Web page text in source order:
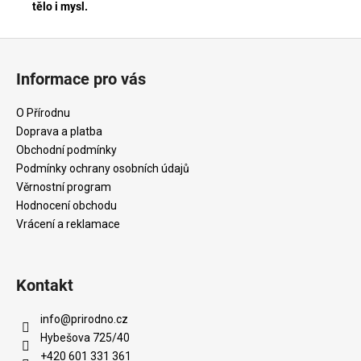
tělo i mysl.
Informace pro vás
O Přírodnu
Doprava a platba
Obchodní podmínky
Podmínky ochrany osobních údajů
Věrnostní program
Hodnocení obchodu
Vrácení a reklamace
Kontakt
info@prirodno.cz
Hybešova 725/40
+420 601 331 361